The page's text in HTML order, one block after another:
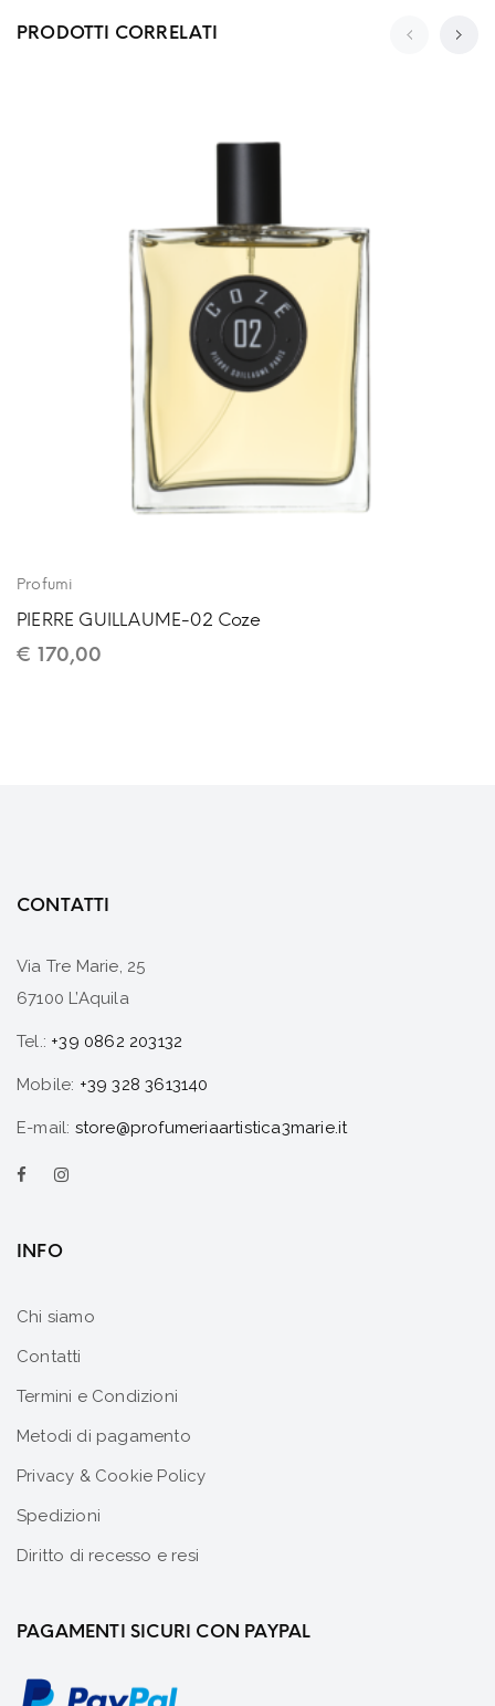
PRODOTTI CORRELATI
Profumi
PIERRE GUILLAUME-02 Coze
€ 170,00
CONTATTI
Via Tre Marie, 25
67100 L’Aquila
Tel.: +39 0862 203132
Mobile: +39 328 3613140
E-mail: store@profumeriaartistica3marie.it
INFO
Chi siamo
Contatti
Termini e Condizioni
Metodi di pagamento
Privacy & Cookie Policy
Spedizioni
Diritto di recesso e resi
PAGAMENTI SICURI CON PAYPAL